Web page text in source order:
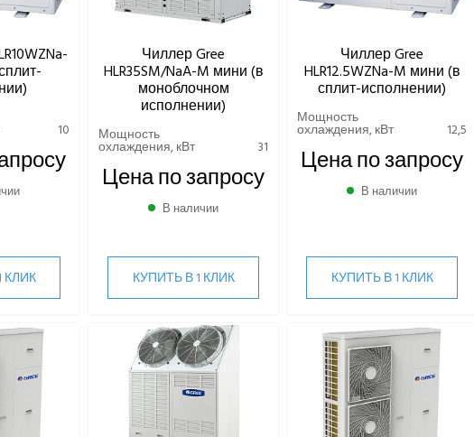
10
КЛИК
Чиллер Gree
HLR35SM/NaA-M мини (в
моноблочном
исполнении)
Мощность
охлаждения, кВт 31
Цена по запросу
В наличии
КУПИТЬ В 1 КЛИК
Чиллер Gree
HLR12.5WZNa-M мини (в
сплит-исполнении)
Мощность
охлаждения, кВт 12,5
Цена по запросу
В наличии
КУПИТЬ В 1 КЛИК